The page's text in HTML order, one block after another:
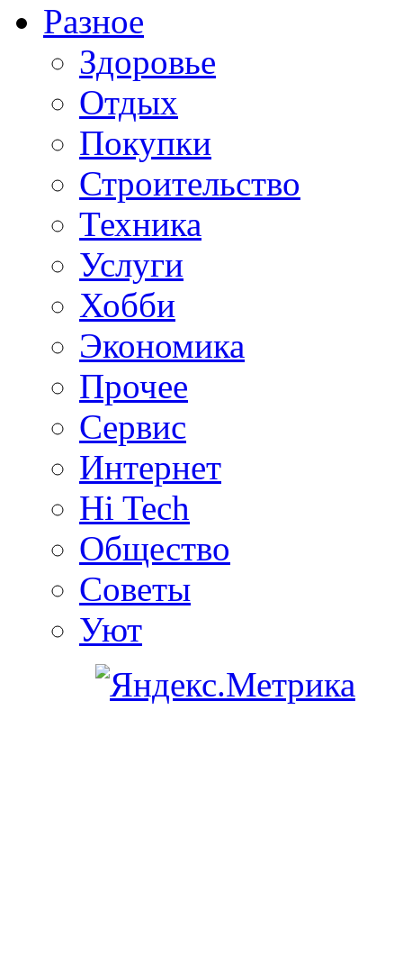
Разное
Здоровье
Отдых
Покупки
Строительство
Техника
Услуги
Хобби
Экономика
Прочее
Сервис
Интернет
Hi Tech
Общество
Советы
Уют